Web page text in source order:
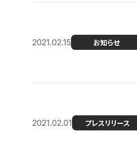
2021.02.15 お知らせ
2021.02.01 プレスリリース